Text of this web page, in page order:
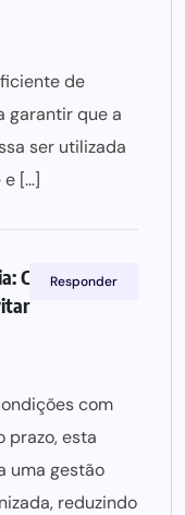
de
garantir que a
ser utilizada
[…]
Como
com
prazo, esta
uma gestão
reduzindo
Responder